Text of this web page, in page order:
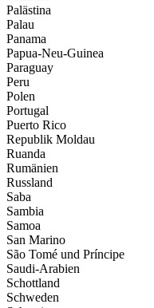
Palästina
Palau
Panama
Papua-Neu-Guinea
Paraguay
Peru
Polen
Portugal
Puerto Rico
Republik Moldau
Ruanda
Rumänien
Russland
Saba
Sambia
Samoa
San Marino
São Tomé und Príncipe
Saudi-Arabien
Schottland
Schweden